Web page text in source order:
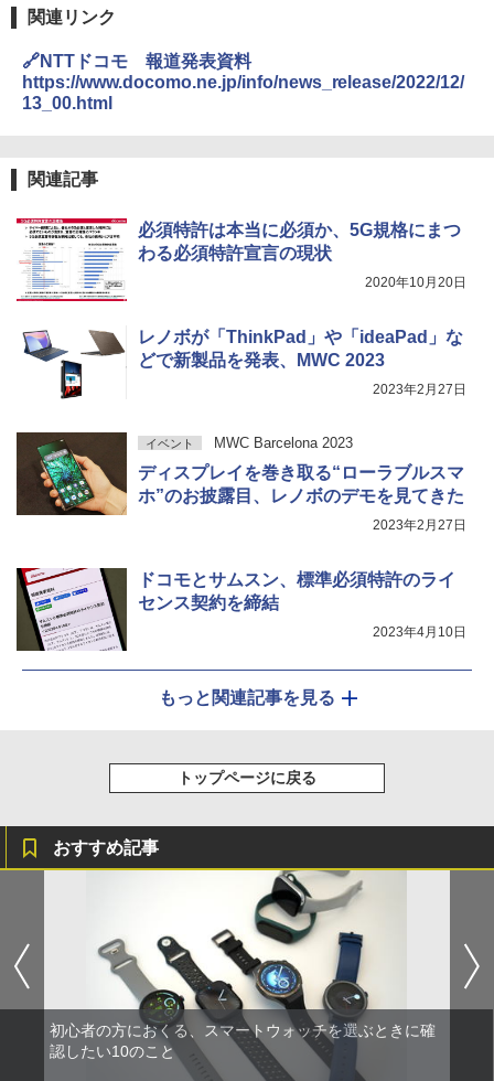
関連リンク
🔗NTTドコモ 報道発表資料
https://www.docomo.ne.jp/info/news_release/2022/12/
13_00.html
関連記事
必須特許は本当に必須か、5G規格にまつ
わる必須特許宣言の現状
2020年10月20日
レノボが「ThinkPad」や「ideaPad」な
どで新製品を発表、MWC 2023
2023年2月27日
イベント MWC Barcelona 2023
ディスプレイを巻き取る“ローラブルスマ
ホ”のお披露目、レノボのデモを見てきた
2023年2月27日
ドコモとサムスン、標準必須特許のライ
センス契約を締結
2023年4月10日
もっと関連記事を見る
トップページに戻る
おすすめ記事
初心者の方におくる、スマートウォッチを選ぶときに確
認したい10のこと